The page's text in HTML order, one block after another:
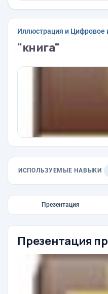
Иллюстрация и Цифровое
"книга"
ИСПОЛЬЗУЕМЫЕ НАВЫКИ
Презентация
Презентация